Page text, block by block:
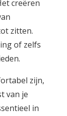
creëren
zitten.
of zelfs
zijn,
van je
in